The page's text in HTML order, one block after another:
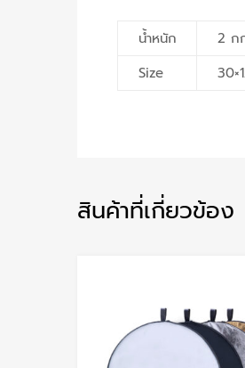
น้ำหนัก
2 ก
Size
สินค้าที่เกี่ยวข้อง